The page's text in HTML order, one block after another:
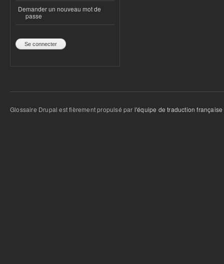
Demander un nouveau mot de
passe
Glossaire Drupal est fièrement propulsé par l'équipe de traduction française